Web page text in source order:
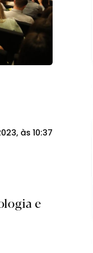
às 10:37
e